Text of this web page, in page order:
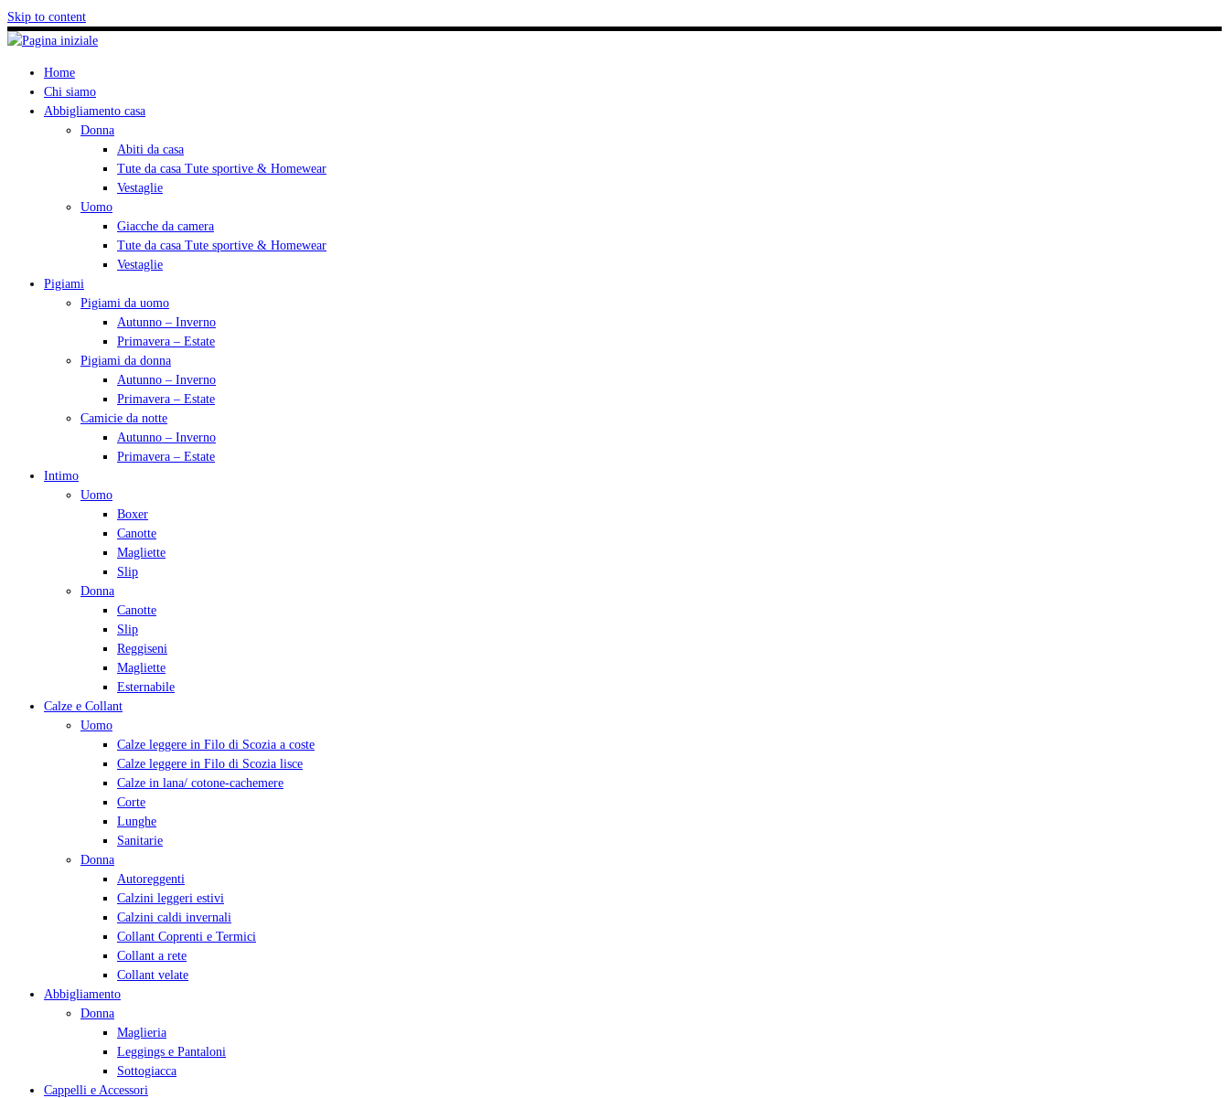
Skip to content
Home
Chi siamo
Abbigliamento casa
Donna
Abiti da casa
Tute da casa Tute sportive & Homewear
Vestaglie
Uomo
Giacche da camera
Tute da casa Tute sportive & Homewear
Vestaglie
Pigiami
Pigiami da uomo
Autunno – Inverno
Primavera – Estate
Pigiami da donna
Autunno – Inverno
Primavera – Estate
Camicie da notte
Autunno – Inverno
Primavera – Estate
Intimo
Uomo
Boxer
Canotte
Magliette
Slip
Donna
Canotte
Slip
Reggiseni
Magliette
Esternabile
Calze e Collant
Uomo
Calze leggere in Filo di Scozia a coste
Calze leggere in Filo di Scozia lisce
Calze in lana/ cotone-cachemere
Corte
Lunghe
Sanitarie
Donna
Autoreggenti
Calzini leggeri estivi
Calzini caldi invernali
Collant Coprenti e Termici
Collant a rete
Collant velate
Abbigliamento
Donna
Maglieria
Leggings e Pantaloni
Sottogiacca
Cappelli e Accessori